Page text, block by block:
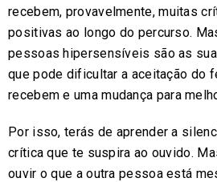
recebem, provavelmente, muitas
positivas ao longo do percurso.
pessoas hipersensíveis são as
que pode dificultar a aceitação do
recebem e uma mudança para
Por isso, terás de aprender a
crítica que te suspira ao ouvido.
ouvir o que a outra pessoa está